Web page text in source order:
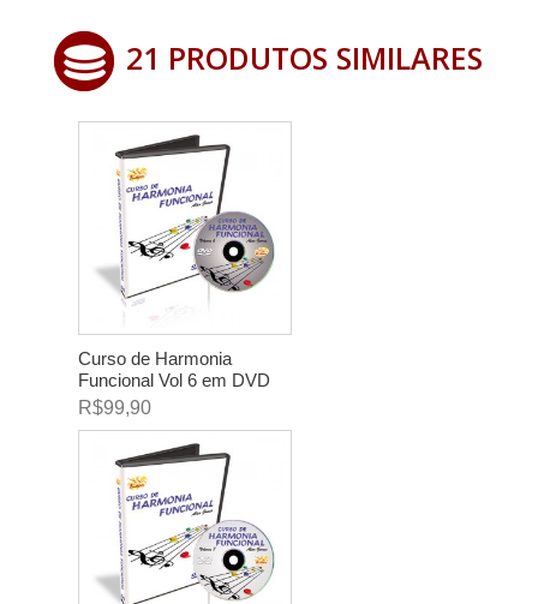
21 PRODUTOS SIMILARES
Curso de Harmonia
Funcional Vol 6 em DVD
R$99,90